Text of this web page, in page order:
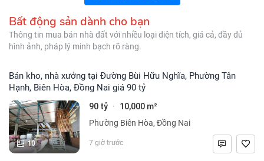
Bất động sản dành cho bạn
Thông tin mua bán nhà đất với nhiều loại diện tích, giá cả, đầy đủ
hình ảnh, pháp lý minh bạch rõ ràng.
Bán kho, nhà xưởng tại Đường Bùi Hữu Nghĩa, Phường Tân
Hạnh, Biên Hòa, Đồng Nai giá 90 tỷ
10
90 tỷ · 10,000 m²
Phường Biên Hòa, Đồng Nai
7 giờ trước